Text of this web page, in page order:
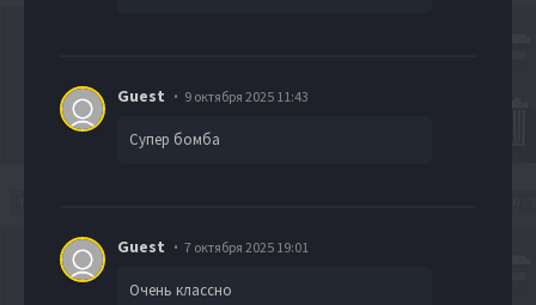
Guest 9 октября 2025 11:43
Супер бомба
Guest 7 октября 2025 19:01
Очень классно